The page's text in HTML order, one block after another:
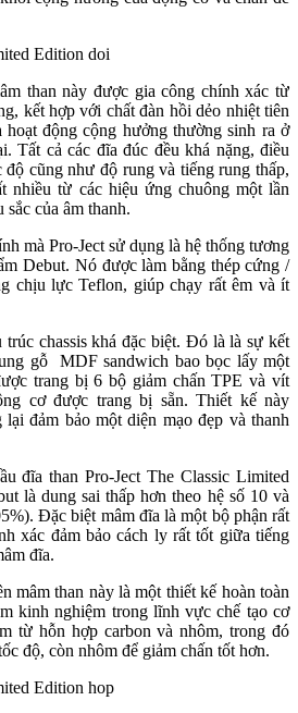
than này được gia công chính xác từ
kết hợp với chất đàn hồi dẻo nhiệt tiên
động cộng hưởng thường sinh ra ở
Tất cả các đĩa đúc đều khá nặng, điều
cũng như độ rung và tiếng rung thấp,
nhiều từ các hiệu ứng chuông một lần
của âm thanh.
mà Pro-Ject sử dụng là hệ thống tương
Debut. Nó được làm bằng thép cứng /
chịu lực Teflon, giúp chạy rất êm và ít
trúc chassis khá đặc biệt. Đó là là sự kết
gỗ MDF sandwich bao bọc lấy một
trang bị 6 bộ giảm chấn TPE và vít
cơ được trang bị sẵn. Thiết kế này
đảm bảo một diện mạo đẹp và thanh
đĩa than Pro-Ject The Classic Limited
là dung sai thấp hơn theo hệ số 10 và
Đặc biệt mâm đĩa là một bộ phận rất
xác đảm bảo cách ly rất tốt giữa tiếng
đĩa.
mâm than này là một thiết kế hoàn toàn
kinh nghiệm trong lĩnh vực chế tạo cơ
từ hỗn hợp carbon và nhôm, trong đó
độ, còn nhôm để giảm chấn tốt hơn.